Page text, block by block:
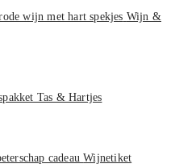
Wijn &
Tas & Hartjes
Wijnetiket